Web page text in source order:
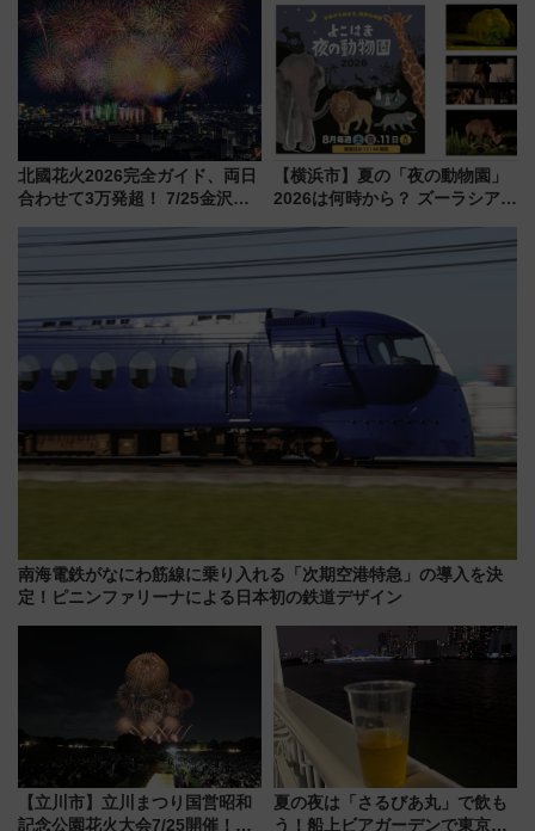
の絶景＆限定グルメを網羅！煩
雑な手続きも不要でお手軽に楽
しめるプランが登場
放的な車内空間に注目、デビュ
ーは9月
北國花火2026完全ガイド、両日
合わせて3万発超！ 7/25金沢大
会の日程・アクセス・観覧席ま
とめ（石川県）
【横浜市】夏の「夜の動物園」
2026は何時から？ ズーラシア・
見どころ、限定イベントを徹底
解説！
南海電鉄がなにわ筋線に乗り入れる「次期空港特急」の導入を決
定！ピニンファリーナによる日本初の鉄道デザイン
【立川市】立川まつり国営昭和
記念公園花火大会7/25開催！
夏の夜は「さるびあ丸」で飲も
う！船上ビアガーデンで東京湾